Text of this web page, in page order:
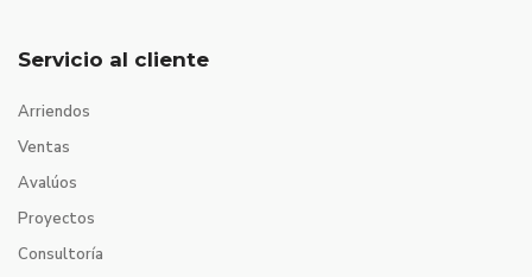
Servicio al cliente
Arriendos
Ventas
Avalúos
Proyectos
Consultoría